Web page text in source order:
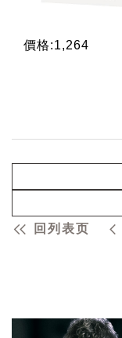
價格:1,264
回列表页